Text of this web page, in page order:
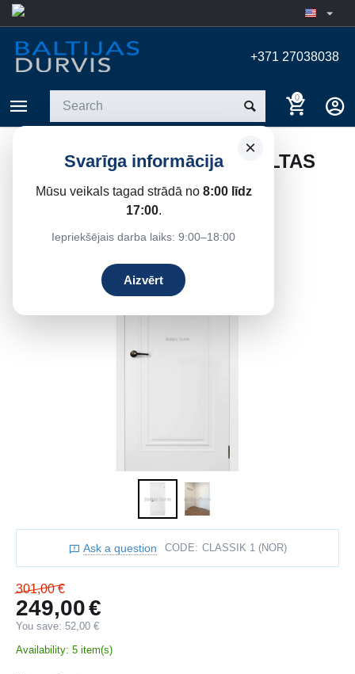
+371 27038038
0
×
Svarīga informācija
Mūsu veikals tagad strādā no 8:00 līdz
17:00.
Iepriekšējais darba laiks: 9:00–18:00
Aizvērt
IEKŠDURVIS CLASSIK 1 BALTAS
Home / Interior doors Painted white doors
Ask a question CODE: CLASSIK 1 (NOR)
301,00 €
249,00€
You save:52,00 €
Availability: 5 item(s)